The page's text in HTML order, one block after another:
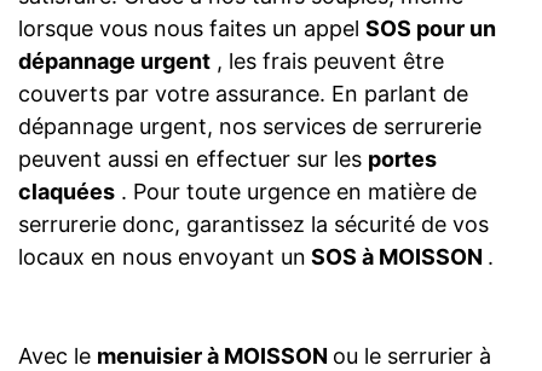
lorsque vous nous faites un appel SOS pour un
dépannage urgent , les frais peuvent être
couverts par votre assurance. En parlant de
dépannage urgent, nos services de serrurerie
peuvent aussi en effectuer sur les portes
claquées . Pour toute urgence en matière de
serrurerie donc, garantissez la sécurité de vos
locaux en nous envoyant un SOS à MOISSON .
Avec le menuisier à MOISSON ou le serrurier à